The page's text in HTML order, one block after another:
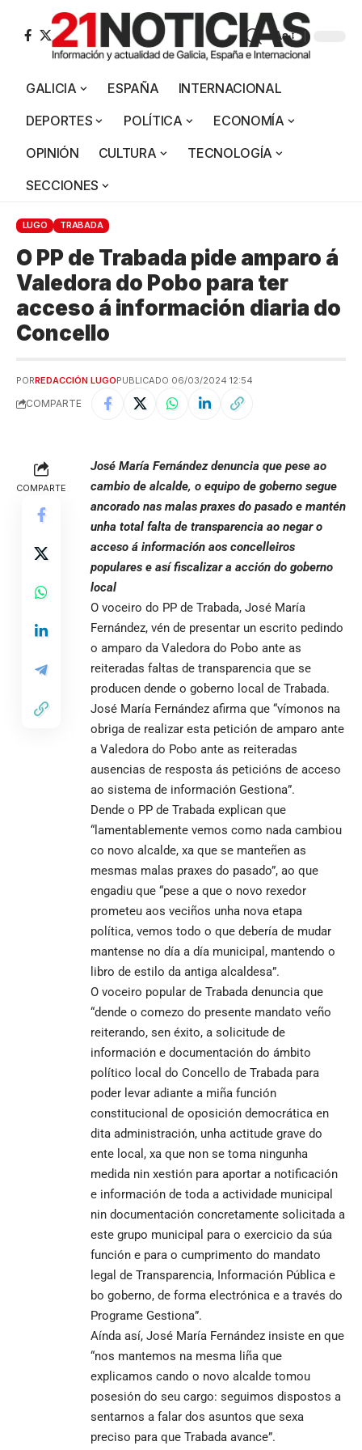
Aa
GALICIA ESPAÑA
INTERNACIONAL
DEPORTES
POLÍTICA
ECONOMÍA
OPINIÓN
CULTURA
TECNOLOGÍA
SECCIONES
LUGO TRABADA
O PP de Trabada pide amparo á
Valedora do Pobo para ter
acceso á información diaria do
Concello
PORREDACCIÓN LUGOPUBLICADO 06/03/2024 12:54
COMPARTE
COMPARTE
José María Fernández denuncia que pese ao
cambio de alcalde, o equipo de goberno segue
ancorado nas malas praxes do pasado e mantén
unha total falta de transparencia ao negar o
acceso á información aos concelleiros
populares e así fiscalizar a acción do goberno
local
O voceiro do PP de Trabada, José María
Fernández, vén de presentar un escrito pedindo
o amparo da Valedora do Pobo ante as
reiteradas faltas de transparencia que se
producen dende o goberno local de Trabada.
José María Fernández afirma que “vímonos na
obriga de realizar esta petición de amparo ante
a Valedora do Pobo ante as reiteradas
ausencias de resposta ás peticións de acceso
ao sistema de información Gestiona”.
Dende o PP de Trabada explican que
“lamentablemente vemos como nada cambiou
co novo alcalde, xa que se manteñen as
mesmas malas praxes do pasado”, ao que
engadiu que “pese a que o novo rexedor
prometeu aos veciños unha nova etapa
política, vemos todo o que debería de mudar
mantense no día a día municipal, mantendo o
libro de estilo da antiga alcaldesa”.
O voceiro popular de Trabada denuncia que
“dende o comezo do presente mandato veño
reiterando, sen éxito, a solicitude de
información e documentación do ámbito
político local do Concello de Trabada para
poder levar adiante a miña función
constitucional de oposición democrática en
dita administración, unha actitude grave do
ente local, xa que non se toma ningunha
medida nin xestión para aportar a notificación
e información de toda a actividade municipal
nin documentación concretamente solicitada a
este grupo municipal para o exercicio da súa
función e para o cumprimento do mandato
legal de Transparencia, Información Pública e
bo goberno, de forma electrónica e a través do
Programe Gestiona”.
Aínda así, José María Fernández insiste en que
“nos mantemos na mesma liña que
explicamos cando o novo alcalde tomou
posesión do seu cargo: seguimos dispostos a
sentarnos a falar dos asuntos que sexa
preciso para que Trabada avance”.